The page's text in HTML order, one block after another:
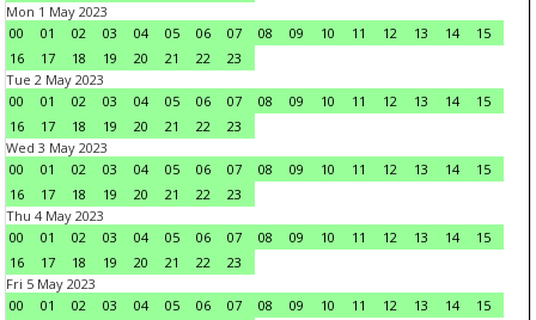
Mon 1 May 2023
00
01 02 03 04 05 06 07 08 09 10 11 12 13 14
15
16
17 18 19 20 21 22
23
Tue 2 May 2023
00
01 02 03 04 05 06 07 08 09 10 11 12 13 14
15
16
17 18 19 20 21 22
23
Wed 3 May 2023
00
01 02 03 04 05 06 07 08 09 10 11 12 13 14
15
16
17 18 19 20 21 22
23
Thu 4 May 2023
00
01 02 03 04 05 06 07 08 09 10 11 12 13 14
15
16
17 18 19 20 21 22
23
Fri 5 May 2023
00
01 02 03 04 05 06 07 08 09 10 11 12 13 14
15